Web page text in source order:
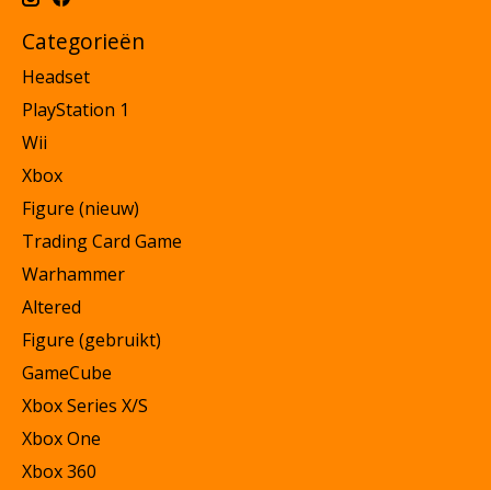
Categorieën
Headset
PlayStation 1
Wii
Xbox
Figure (nieuw)
Trading Card Game
Warhammer
Altered
Figure (gebruikt)
GameCube
Xbox Series X/S
Xbox One
Xbox 360